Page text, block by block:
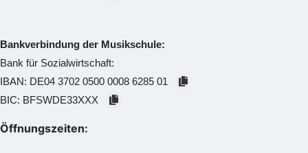
Bankverbindung der Musikschule:
Bank für Sozialwirtschaft:
IBAN: DE04 3702 0500 0008 6285 01
BIC: BFSWDE33XXX
Öffnungszeiten: